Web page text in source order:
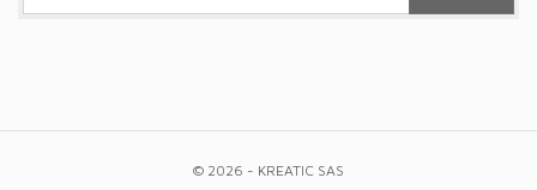
© 2026 - KREATIC SAS